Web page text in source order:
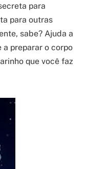
para
para outras
sabe? Ajuda a
preparar o corpo
que você faz